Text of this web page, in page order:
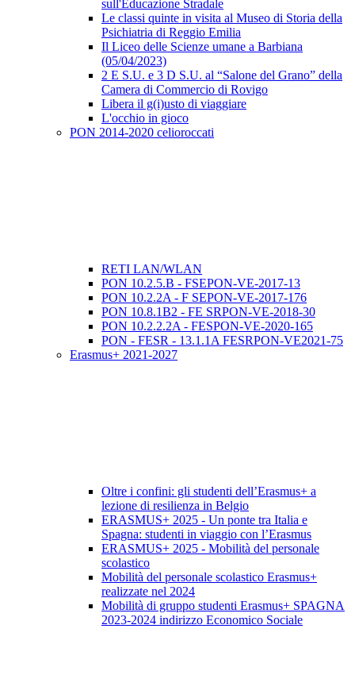
sull'Educazione Stradale
Le classi quinte in visita al Museo di Storia della
Psichiatria di Reggio Emilia
Il Liceo delle Scienze umane a Barbiana
(05/04/2023)
2 E S.U. e 3 D S.U. al “Salone del Grano” della
Camera di Commercio di Rovigo
Libera il g(i)usto di viaggiare
L'occhio in gioco
PON 2014-2020 celioroccati
RETI LAN/WLAN
PON 10.2.5.B - FSEPON-VE-2017-13
PON 10.2.2A - F SEPON-VE-2017-176
PON 10.8.1B2 - FE SRPON-VE-2018-30
PON 10.2.2.2A - FESPON-VE-2020-165
PON - FESR - 13.1.1A FESRPON-VE2021-75
Erasmus+ 2021-2027
Oltre i confini: gli studenti dell’Erasmus+ a
lezione di resilienza in Belgio
ERASMUS+ 2025 - Un ponte tra Italia e
Spagna: studenti in viaggio con l’Erasmus
ERASMUS+ 2025 - Mobilità del personale
scolastico
Mobilità del personale scolastico Erasmus+
realizzate nel 2024
Mobilità di gruppo studenti Erasmus+ SPAGNA
2023-2024 indirizzo Economico Sociale